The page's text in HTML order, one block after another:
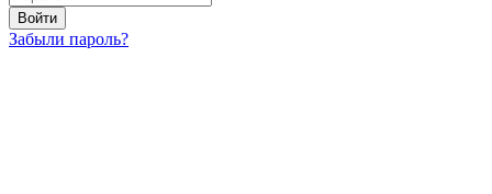
Войти
Забыли пароль?